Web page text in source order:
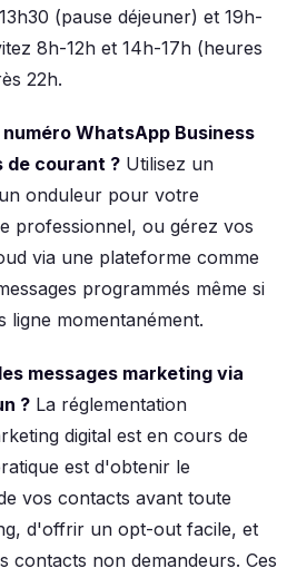
(pause déjeuner) et 19h-
8h-12h et 14h-17h (heures
22h.
WhatsApp Business
de courant ? Utilisez un
onduleur pour votre
professionnel, ou gérez vos
via une plateforme comme
programmés même si
momentanément.
messages marketing via
? La réglementation
digital est en cours de
est d'obtenir le
vos contacts avant toute
d'offrir un opt-out facile, et
contacts non demandeurs. Ces